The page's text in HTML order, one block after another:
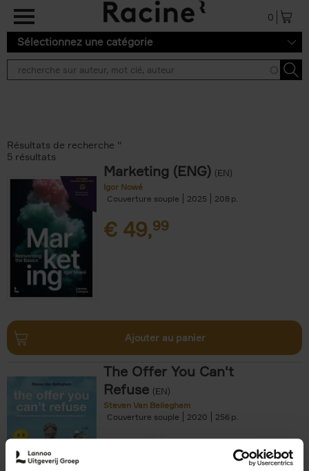
Aller au contenu principal
0
Sélectionnez une catégorie
Résultats de recherche ''
5 résultats
Marketing (ENG) (EN)
Igor Nowé
Couverture souple
2025 208
€ 49,99
Ajouter au panier
The Offer You Can't
Refuse (EN)
Steven Van Belleghem
Couverture souple
2020 256
€37,50